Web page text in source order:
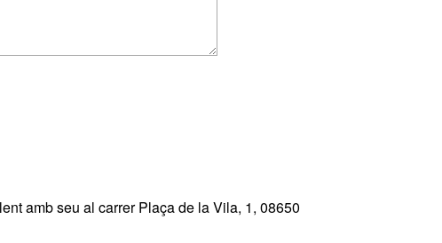
amb seu al carrer Plaça de la Vila, 1, 08650